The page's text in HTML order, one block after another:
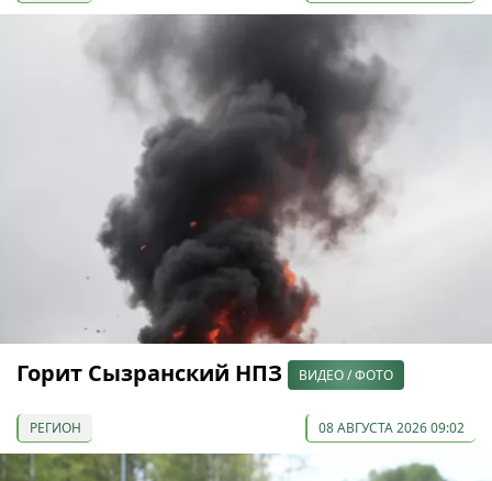
Горит Сызранский НПЗ ВИДЕО / ФОТО
РЕГИОН 08 АВГУСТА 2026 09:02